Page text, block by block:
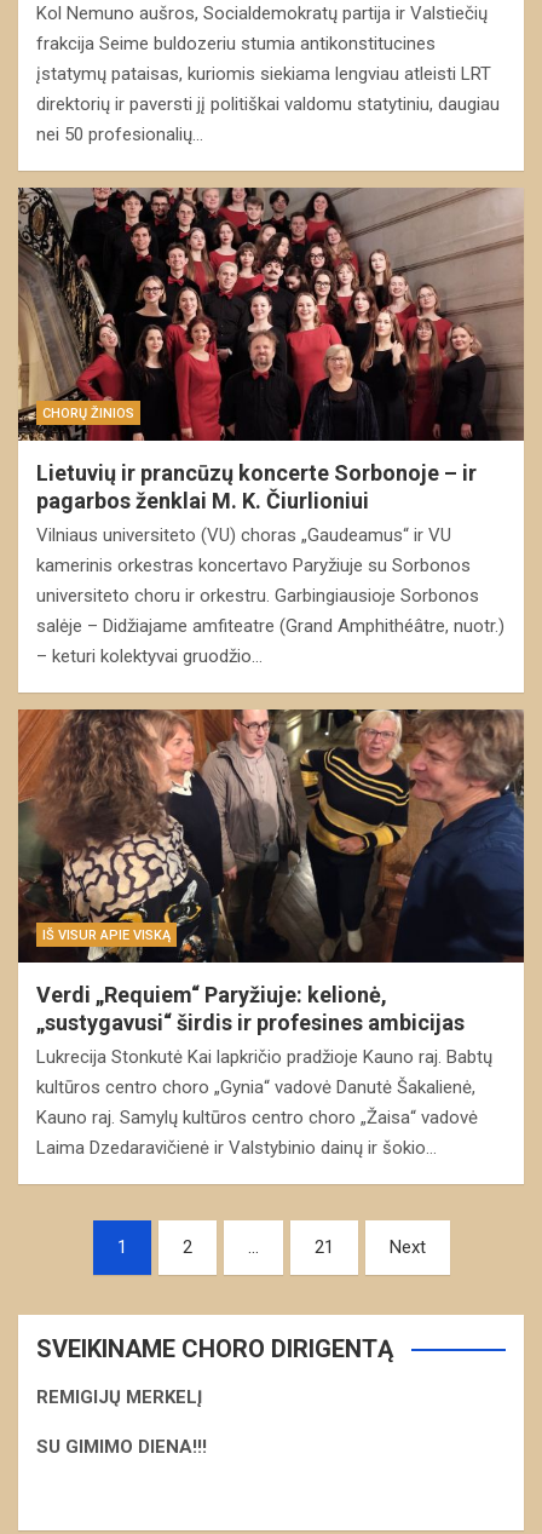
Kol Nemuno aušros, Socialdemokratų partija ir Valstiečių
frakcija Seime buldozeriu stumia antikonstitucines
įstatymų pataisas, kuriomis siekiama lengviau atleisti LRT
direktorių ir paversti jį politiškai valdomu statytiniu, daugiau
nei 50 profesionalių…
CHORŲ ŽINIOS
Lietuvių ir prancūzų koncerte Sorbonoje – ir
pagarbos ženklai M. K. Čiurlioniui
Vilniaus universiteto (VU) choras „Gaudeamus“ ir VU
kamerinis orkestras koncertavo Paryžiuje su Sorbonos
universiteto choru ir orkestru. Garbingiausioje Sorbonos
salėje – Didžiajame amfiteatre (Grand Amphithéâtre, nuotr.)
– keturi kolektyvai gruodžio…
IŠ VISUR APIE VISKĄ
Verdi „Requiem“ Paryžiuje: kelionė,
„sustygavusi“ širdis ir profesines ambicijas
Lukrecija Stonkutė Kai lapkričio pradžioje Kauno raj. Babtų
kultūros centro choro „Gynia“ vadovė Danutė Šakalienė,
Kauno raj. Samylų kultūros centro choro „Žaisa“ vadovė
Laima Dzedaravičienė ir Valstybinio dainų ir šokio…
Navigacija
įrašų
1 2 21 Next
SVEIKINAME CHORO DIRIGENTĄ
REMIGIJŲ MERKELĮ
SU GIMIMO DIENA!!!